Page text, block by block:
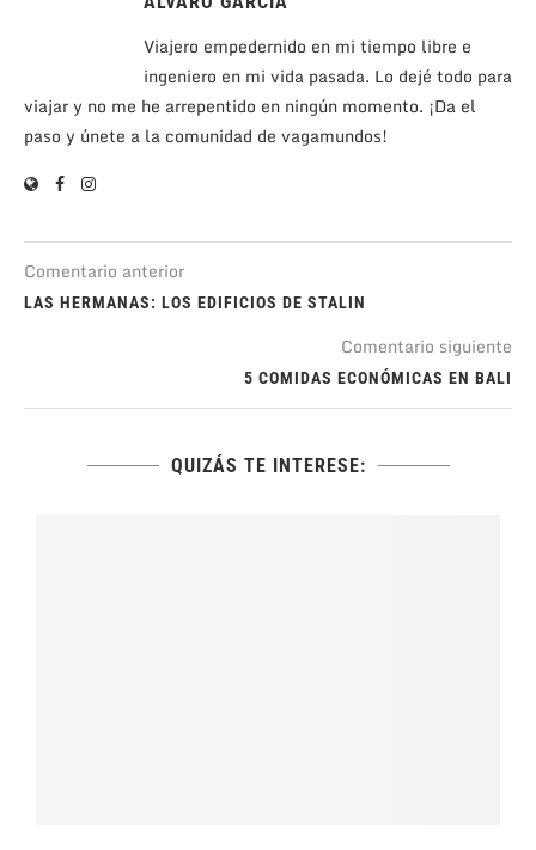
Viajero empedernido en mi tiempo libre e
ingeniero en mi vida pasada. Lo dejé todo para
viajar y no me he arrepentido en ningún momento. ¡Da el
paso y únete a la comunidad de vagamundos!
Comentario anterior
LAS HERMANAS: LOS EDIFICIOS DE STALIN
Comentario siguiente
5 COMIDAS ECONÓMICAS EN BALI
QUIZÁS TE INTERESE: